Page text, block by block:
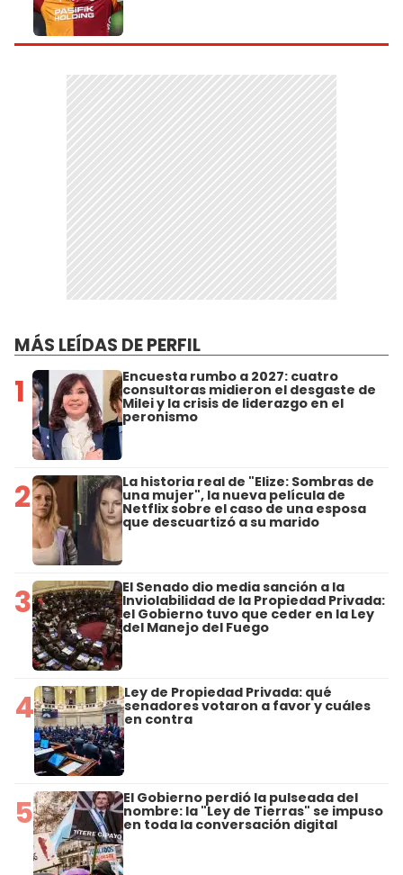
MÁS LEÍDAS DE PERFIL
1 Encuesta rumbo a 2027: cuatro
consultoras midieron el desgaste de
Milei y la crisis de liderazgo en el
peronismo
2 La historia real de "Elize: Sombras de
una mujer", la nueva película de
Netflix sobre el caso de una esposa
que descuartizó a su marido
3 El Senado dio media sanción a la
Inviolabilidad de la Propiedad Privada:
el Gobierno tuvo que ceder en la Ley
del Manejo del Fuego
4 Ley de Propiedad Privada: qué
senadores votaron a favor y cuáles
en contra
5 El Gobierno perdió la pulseada del
nombre: la "Ley de Tierras" se impuso
en toda la conversación digital